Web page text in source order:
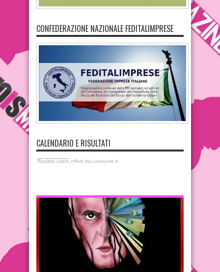
CONFEDERAZIONE NAZIONALE FEDITALIMPRESE
CALENDARIO E RISULTATI
Risultati calcio offerti da Livescore.it
VIGNETTE E SATIRA DI ANDREA LUPO